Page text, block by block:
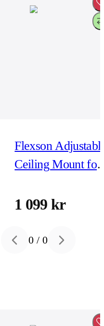
Flexson
Ceiling Mount for
Black
1 099 kr
Previous slide
0 /0 Next slide